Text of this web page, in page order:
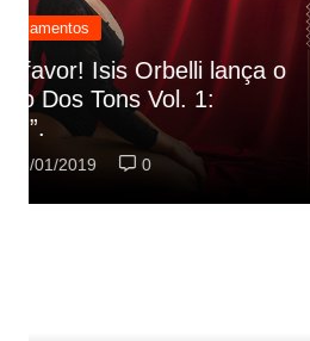
Destaque Lançamentos
Rashid vai buscar nos
referencias do clipe de
música
Rociclei 22/01/2019